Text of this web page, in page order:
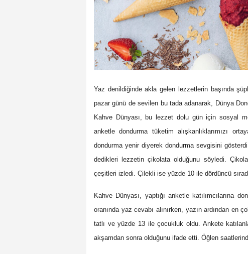
Yaz denildiğinde akla gelen lezzetlerin başında
pazar günü de sevilen bu tada adanarak, Dünya
Kahve Dünyası, bu lezzet dolu gün için sosyal
anketle dondurma tüketim alışkanlıklarımızı
dondurma yenir diyerek dondurma sevgisini
dedikleri lezzetin çikolata olduğunu söyledi.
çeşitleri izledi. Çilekli ise yüzde 10 ile dördüncü
Kahve Dünyası, yaptığı anketle katılımcılarına
oranında yaz cevabı alınırken, yazın ardından
tatlı ve yüzde 13 ile çocukluk oldu. Ankete
akşamdan sonra olduğunu ifade etti. Öğlen